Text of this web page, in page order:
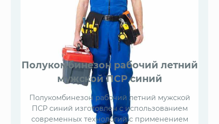
Полукомбинезон рабочий летний
мужской ПСР синий
Полукомбинезон рабочий летний мужской
ПСР синий изготовлен с использованием
современных технологий с применением